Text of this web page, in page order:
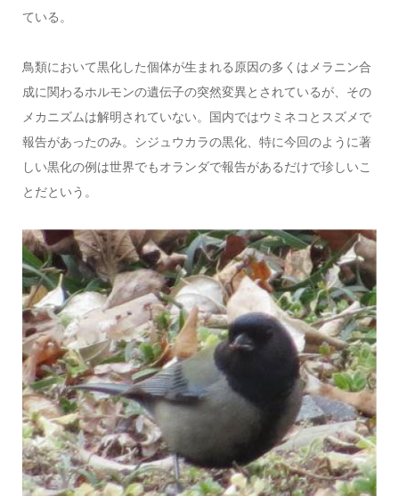
ている。
鳥類において黒化した個体が生まれる原因の多くはメラニン合
成に関わるホルモンの遺伝子の突然変異とされているが、その
メカニズムは解明されていない。国内ではウミネコとスズメで
報告があったのみ。シジュウカラの黒化、特に今回のように著
しい黒化の例は世界でもオランダで報告があるだけで珍しいこ
とだという。